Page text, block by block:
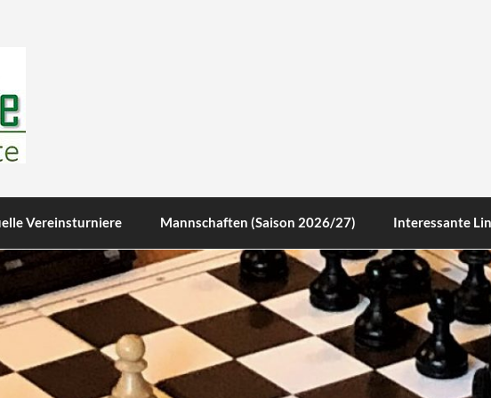
Vereinsturniere Mannschaften (Saison 2026/27) Interessante